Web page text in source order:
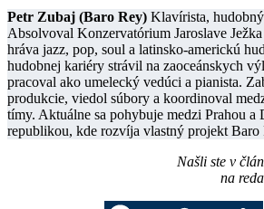
Petr Zubaj (Baro Rey) Klavírista,
Absolvoval Konzervatórium Jaroslave
hráva jazz, pop, soul a latinsko-americkú
hudobnej kariéry strávil na zaoceánskych
pracoval ako umelecký vedúci a pianista.
produkcie, viedol súbory a koordinoval
tímy. Aktuálne sa pohybuje medzi Prahou a
republikou, kde rozvíja vlastný projekt
Našli ste v
na